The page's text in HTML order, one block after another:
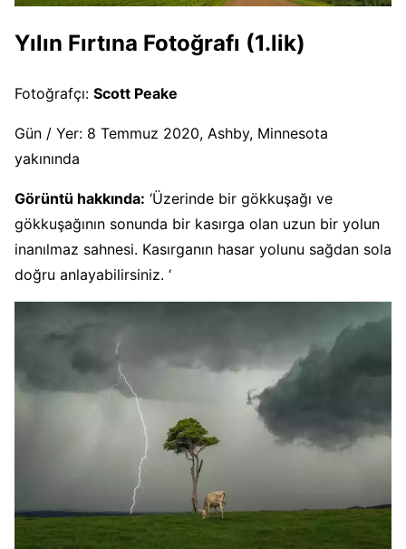
Yılın Fırtına Fotoğrafı (1.lik)
Fotoğrafçı: Scott Peake
Gün / Yer: 8 Temmuz 2020, Ashby, Minnesota
yakınında
Görüntü hakkında: ‘Üzerinde bir gökkuşağı ve
gökkuşağının sonunda bir kasırga olan uzun bir yolun
inanılmaz sahnesi. Kasırganın hasar yolunu sağdan sola
doğru anlayabilirsiniz. ‘